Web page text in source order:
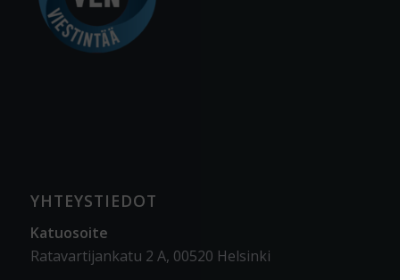
YHTEYSTIEDOT
Katuosoite
Ratavartijankatu 2 A, 00520 Helsinki